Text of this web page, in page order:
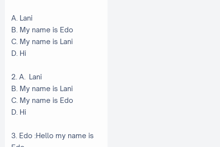
A. Lani
B. My name is Edo
C. My name is Lani
D. Hi
2. A. Lani
B. My name is Lani
C. My name is Edo
D. Hi
3. Edo :Hello my name is